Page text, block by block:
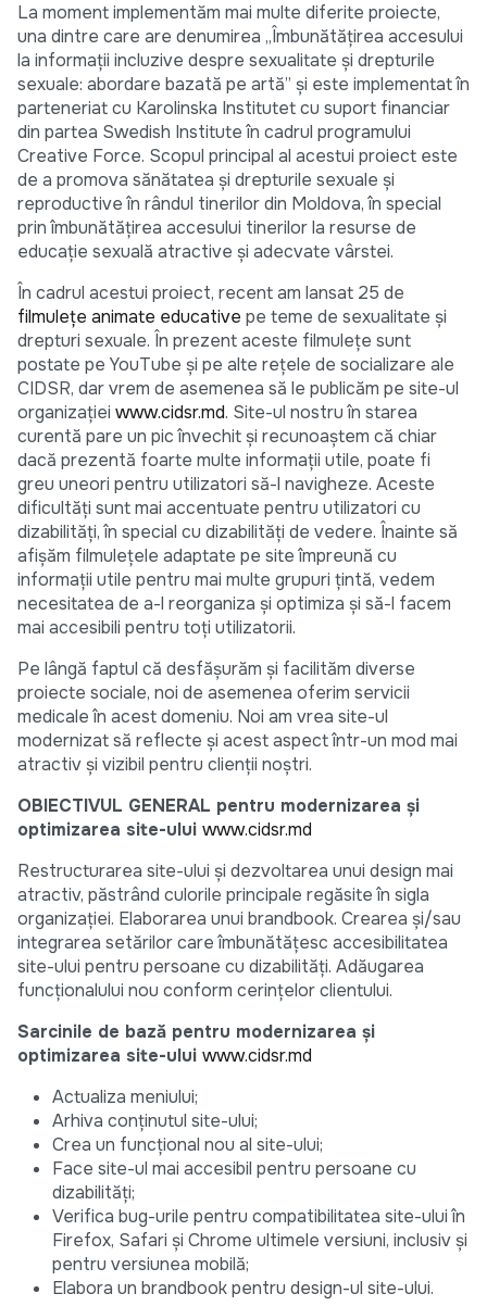
La moment implementăm mai multe diferite proiecte,
una dintre care are denumirea „Îmbunătățirea accesului
la informații incluzive despre sexualitate și drepturile
sexuale: abordare bazată pe artă” și este implementat în
parteneriat cu Karolinska Institutet cu suport financiar
din partea Swedish Institute în cadrul programului
Creative Force. Scopul principal al acestui proiect este
de a promova sănătatea și drepturile sexuale și
reproductive în rândul tinerilor din Moldova, în special
prin îmbunătățirea accesului tinerilor la resurse de
educație sexuală atractive și adecvate vârstei.
În cadrul acestui proiect, recent am lansat 25 de
filmulețe animate educative pe teme de sexualitate și
drepturi sexuale. În prezent aceste filmulețe sunt
postate pe YouTube și pe alte rețele de socializare ale
CIDSR, dar vrem de asemenea să le publicăm pe site-ul
organizației www.cidsr.md. Site-ul nostru în starea
curentă pare un pic învechit și recunoaștem că chiar
dacă prezentă foarte multe informații utile, poate fi
greu uneori pentru utilizatori să-l navigheze. Aceste
dificultăți sunt mai accentuate pentru utilizatori cu
dizabilități, în special cu dizabilități de vedere. Înainte să
afișăm filmulețele adaptate pe site împreună cu
informații utile pentru mai multe grupuri țintă, vedem
necesitatea de a-l reorganiza și optimiza și să-l facem
mai accesibili pentru toți utilizatorii.
Pe lângă faptul că desfășurăm și facilităm diverse
proiecte sociale, noi de asemenea oferim servicii
medicale în acest domeniu. Noi am vrea site-ul
modernizat să reflecte și acest aspect într-un mod mai
atractiv și vizibil pentru clienții noștri.
OBIECTIVUL GENERAL pentru modernizarea și
optimizarea site-ului www.cidsr.md
Restructurarea site-ului și dezvoltarea unui design mai
atractiv, păstrând culorile principale regăsite în sigla
organizației. Elaborarea unui brandbook. Crearea și/sau
integrarea setărilor care îmbunătățesc accesibilitatea
site-ului pentru persoane cu dizabilități. Adăugarea
funcționalului nou conform cerințelor clientului.
Sarcinile de bază pentru modernizarea și
optimizarea site-ului www.cidsr.md
Actualiza meniului;
Arhiva conținutul site-ului;
Crea un funcțional nou al site-ului;
Face site-ul mai accesibil pentru persoane cu
dizabilități;
Verifica bug-urile pentru compatibilitatea site-ului în
Firefox, Safari și Chrome ultimele versiuni, inclusiv și
pentru versiunea mobilă;
Elabora un brandbook pentru design-ul site-ului.